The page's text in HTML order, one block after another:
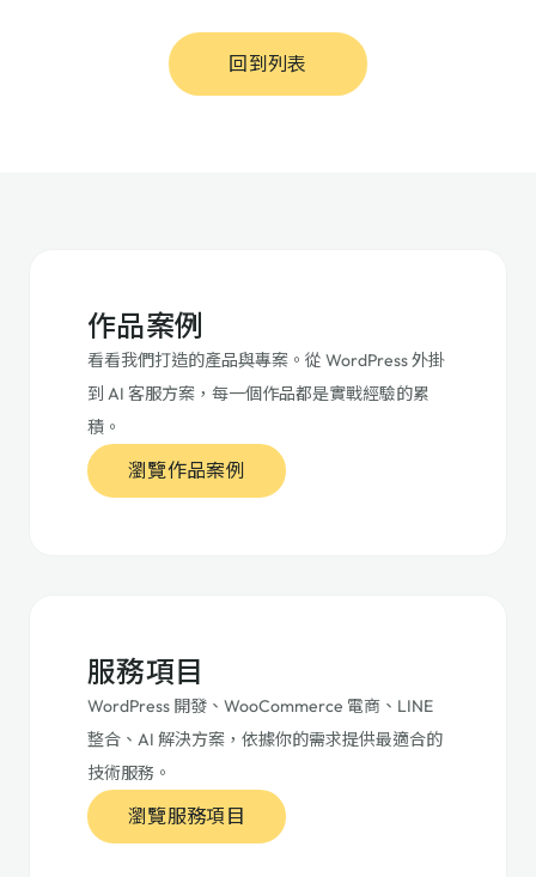
回到列表
作品案例
看看我們打造的產品與專案。從 WordPress 外掛
到 AI 客服方案，每一個作品都是實戰經驗的累
積。
瀏覽作品案例
服務項目
WordPress 開發、WooCommerce 電商、LINE
整合、AI 解決方案，依據你的需求提供最適合的
技術服務。
瀏覽服務項目